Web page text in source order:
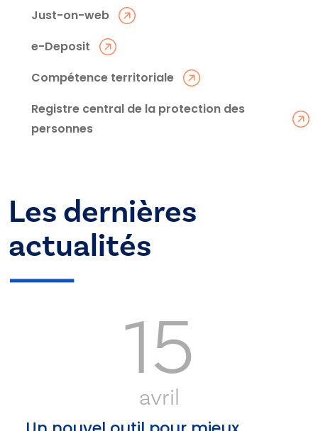
Just-on-web
e-Deposit
Compétence territoriale
Registre central de la protection des
personnes
Les dernières
actualités
15
avril